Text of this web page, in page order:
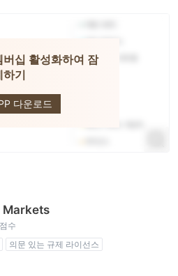
버십 활성화하여 잠
하기
다운로드
TITAN FX
Markets
점수
의문 있는 규제 라이선스